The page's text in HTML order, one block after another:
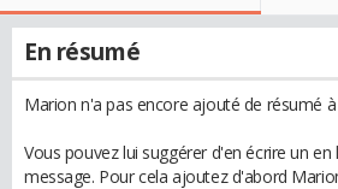
En résumé
Marion n'a pas encore ajouté de résumé
Vous pouvez lui suggérer d'en écrire un en
message. Pour cela ajoutez d'abord